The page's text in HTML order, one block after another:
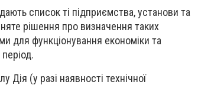
список ті підприємства, установи та
рішення про визначення таких
для функціонування економіки та
(у разі наявності технічної